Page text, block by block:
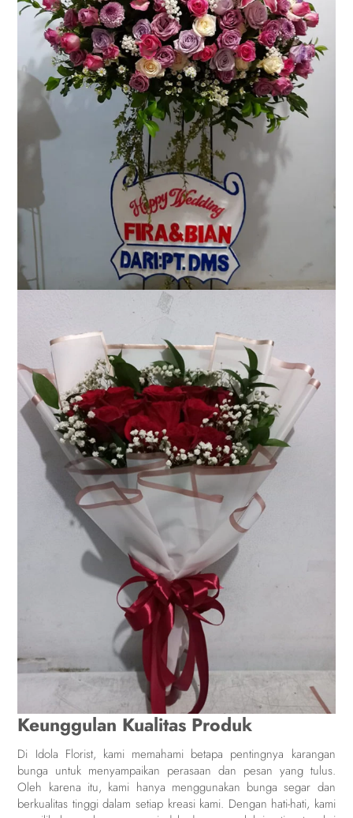
Keunggulan Kualitas Produk
Di Idola Florist, kami memahami betapa pentingnya karangan
bunga untuk menyampaikan perasaan dan pesan yang tulus.
Oleh karena itu, kami hanya menggunakan bunga segar dan
berkualitas tinggi dalam setiap kreasi kami. Dengan hati-hati, kami